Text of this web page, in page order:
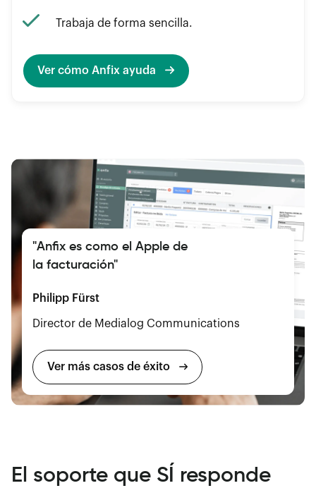
Trabaja de forma sencilla.
Ver cómo Anfix ayuda
"Anfix es como el Apple de
la facturación"
Philipp Fürst
Director de Medialog Communications
Ver más casos de éxito
El soporte que SÍ responde